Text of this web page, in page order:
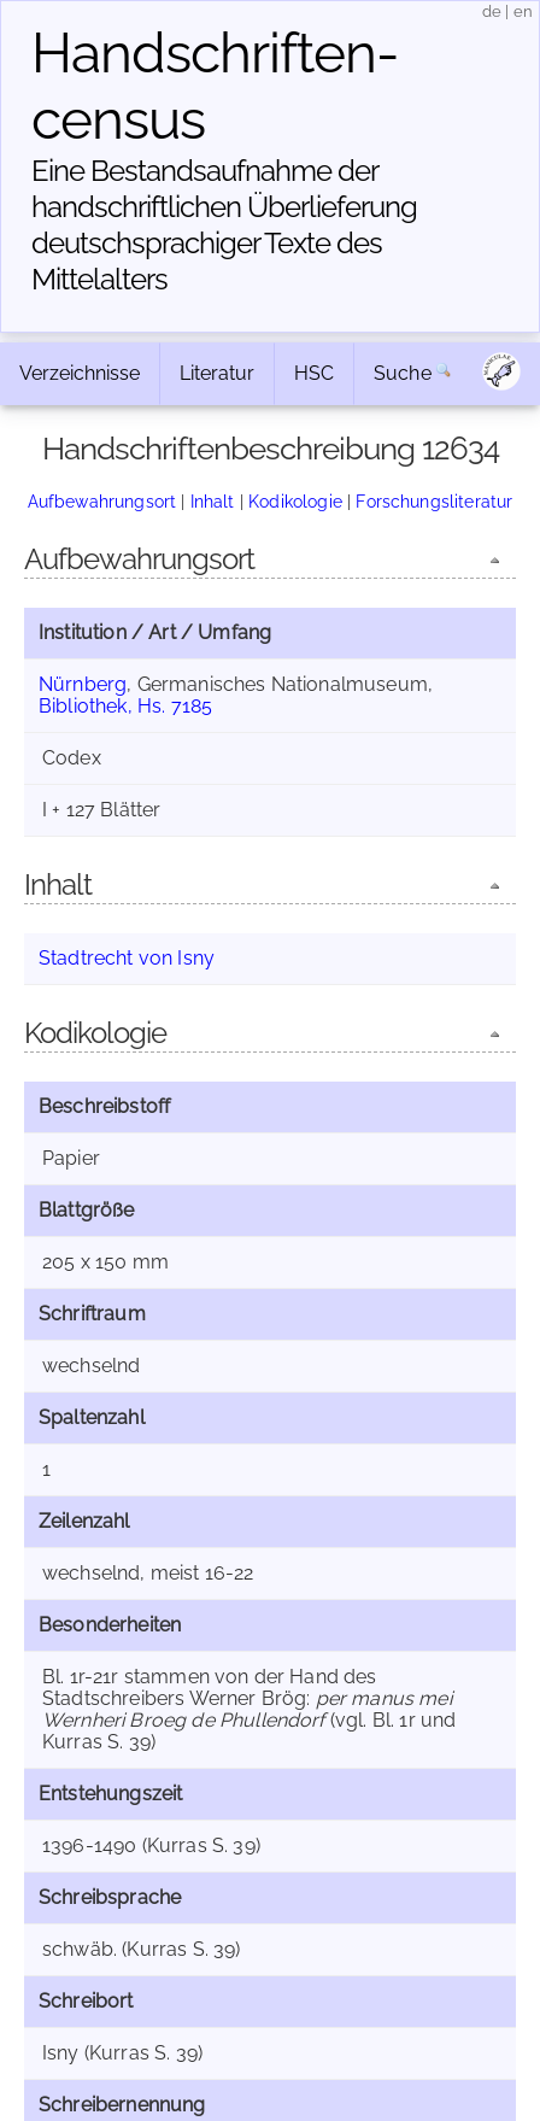
Handschriften­
census
Eine Bestandsaufnahme der
handschriftlichen Über­lieferung
deutschsprachiger Texte des
Mittelalters
de en
Verzeichnisse Literatur HSC Suche
Handschriftenbeschreibung 12634
Aufbewahrungsort | Inhalt | Kodikologie| Forschungsliteratur
Aufbewahrungsort
Institution / Art / Umfang
Nürnberg, Germanisches Nationalmuseum,
Bibliothek, Hs. 7185
Codex
I + 127 Blätter
Inhalt
Stadtrecht von Isny
Kodikologie
Beschreibstoff
Papier
Blattgröße
205 x 150 mm
Schriftraum
wechselnd
Spaltenzahl
1
Zeilenzahl
wechselnd, meist 16-22
Besonderheiten
Bl. 1r-21r stammen von der Hand des
Stadtschreibers Werner Brög: per manus mei
Wernheri Broeg de Phullendorf(vgl. Bl. 1r und
Kurras S. 39)
Entstehungszeit
1396-1490 (Kurras S. 39)
Schreibsprache
schwäb. (Kurras S. 39)
Schreibort
Isny (Kurras S. 39)
Schreibernennung